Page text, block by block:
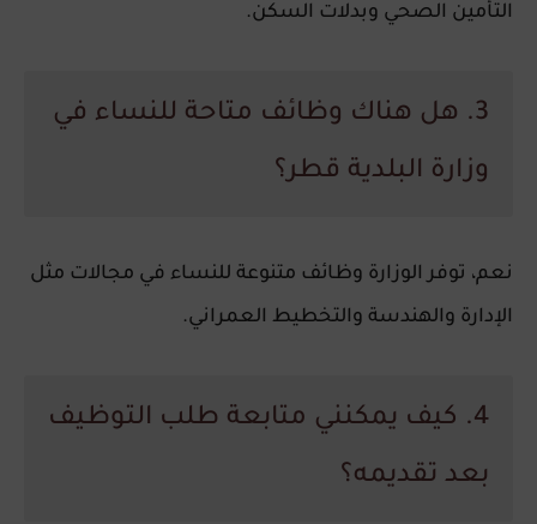
التأمين الصحي وبدلات السكن.
3. هل هناك وظائف متاحة للنساء في
وزارة البلدية قطر؟
نعم، توفر الوزارة وظائف متنوعة للنساء في مجالات مثل
الإدارة والهندسة والتخطيط العمراني.
4. كيف يمكنني متابعة طلب التوظيف
بعد تقديمه؟